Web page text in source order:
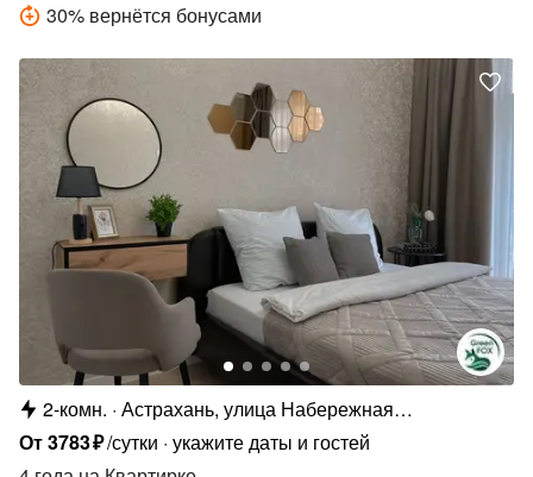
30% вернётся бонусами
2-комн. Астрахань, улица Набережная
Приволжского Затона, 22
От3783₽/сутки укажите даты и гостей